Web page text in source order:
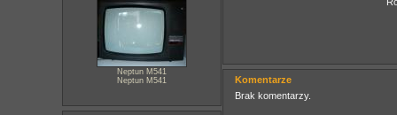
Neptun M541
Neptun M541
Komentarze
Brak komentarzy.